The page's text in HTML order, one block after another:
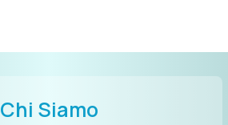
Chi Siamo